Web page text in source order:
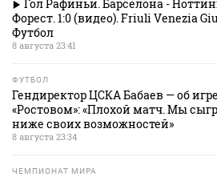
Гол Рафиньи. Барселона -
Форест. 1:0 (видео). Friuli Venezia
Футбол
8 августа 23:41
ФУТБОЛ
Гендиректор ЦСКА Бабаев — об
«Ростовом»: «Плохой матч. Мы
ниже своих возможностей»
8 августа 23:34
ЧЕМПИОНАТ МИРА